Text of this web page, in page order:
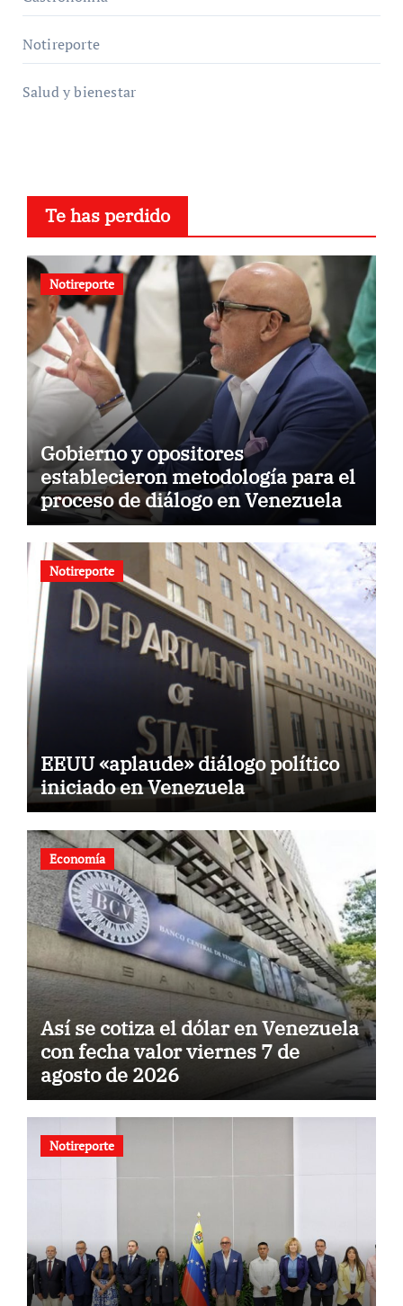
Notireporte
Salud y bienestar
Te has perdido
Notireporte
Gobierno y opositores
establecieron metodología para el
proceso de diálogo en Venezuela
Notireporte
EEUU «aplaude» diálogo político
iniciado en Venezuela
Economía
Así se cotiza el dólar en Venezuela
con fecha valor viernes 7 de
agosto de 2026
Notireporte